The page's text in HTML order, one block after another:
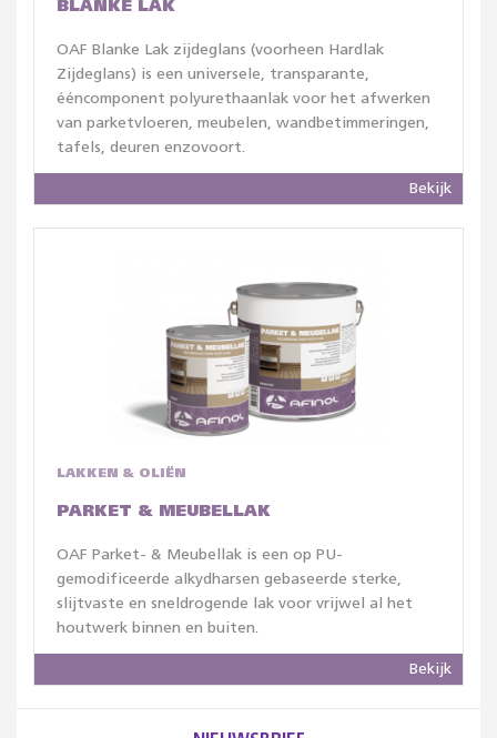
BLANKE LAK
OAF Blanke Lak zijdeglans (voorheen Hardlak
Zijdeglans) is een universele, transparante,
ééncomponent polyurethaanlak voor het afwerken
van parketvloeren, meubelen, wandbetimmeringen,
tafels, deuren enzovoort.
Bekijk
LAKKEN & OLIËN
PARKET & MEUBELLAK
OAF Parket- & Meubellak is een op PU-
gemodificeerde alkydharsen gebaseerde sterke,
slijtvaste en sneldrogende lak voor vrijwel al het
houtwerk binnen en buiten.
Bekijk